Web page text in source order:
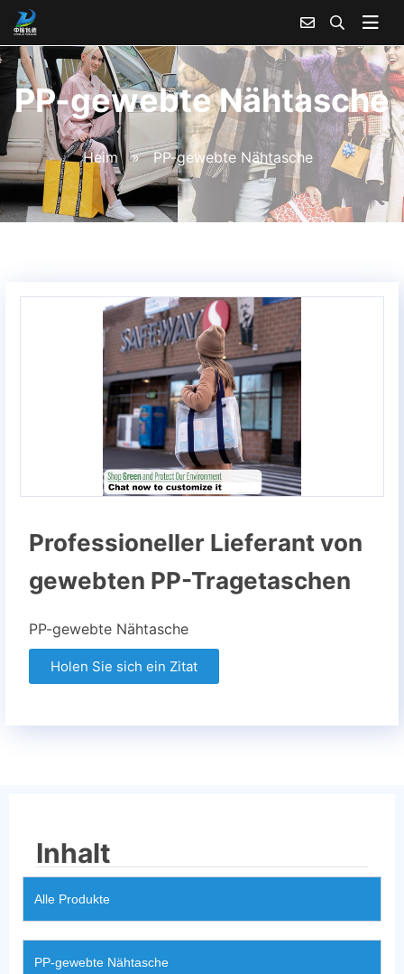
PP-gewebte Nähtasche
Heim » PP-gewebte Nähtasche
Professioneller Lieferant von
gewebten PP-Tragetaschen
PP-gewebte Nähtasche
Holen Sie sich ein Zitat
Inhalt